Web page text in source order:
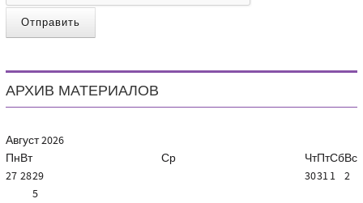
Отправить
АРХИВ МАТЕРИАЛОВ
Август2026
ПнВт Ср ЧтПтСбВс
27 2829 30311 2
5